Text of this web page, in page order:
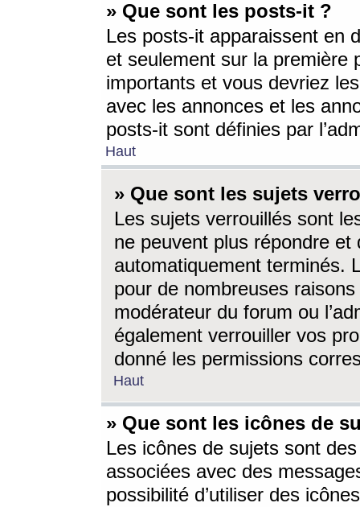
» Que sont les posts-it ?
Les posts-it apparaissent en
et seulement sur la première
importants et vous devriez
avec les annonces et les
posts-it sont définies par
Haut
» Que sont les sujets
Les sujets verrouillés sont
ne peuvent plus répondre
automatiquement terminés.
pour de nombreuses
modérateur du forum ou
également verrouiller vos
donné les permissions
Haut
» Que sont les icônes de
Les icônes de sujets sont
associées avec des
possibilité d’utiliser des